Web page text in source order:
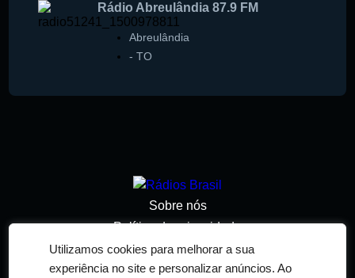
Utilizamos cookies para melhorar a sua
experiência no site e personalizar anúncios. Ao
Rádio Abreulândia 87.9 FM
Abreulândia
-TO
Sobre nós
Política de privacidade
Termos de serviço
Adicionar rádio